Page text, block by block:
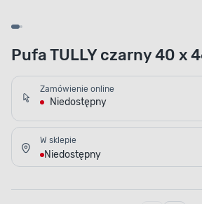
Pufa TULLY czarny 40 x
Zamówienie online
Niedostępny
W sklepie
Niedostępny